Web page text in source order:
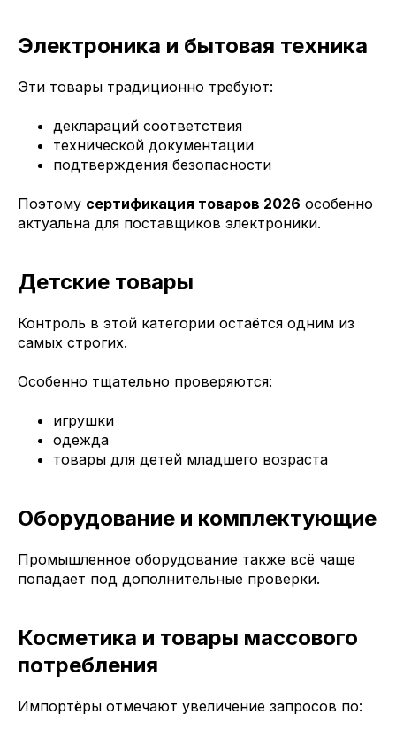
Электроника и бытовая техника
Эти товары традиционно требуют:
деклараций соответствия
технической документации
подтверждения безопасности
Поэтому сертификация товаров 2026 особенно
актуальна для поставщиков электроники.
Детские товары
Контроль в этой категории остаётся одним из
самых строгих.
Особенно тщательно проверяются:
игрушки
одежда
товары для детей младшего возраста
Оборудование и комплектующие
Промышленное оборудование также всё чаще
попадает под дополнительные проверки.
Косметика и товары массового
потребления
Импортёры отмечают увеличение запросов по: